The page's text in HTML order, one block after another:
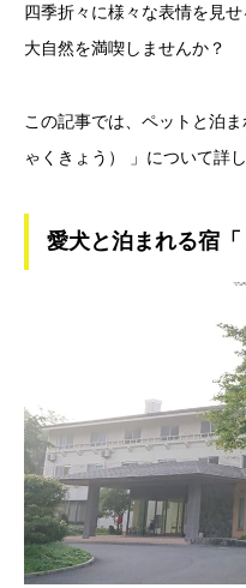
四季折々に様々な表情を見
大自然を満喫しませんか？
この記事では、ペットと泊
ゃくきょう） 」について詳
愛犬と泊まれる宿